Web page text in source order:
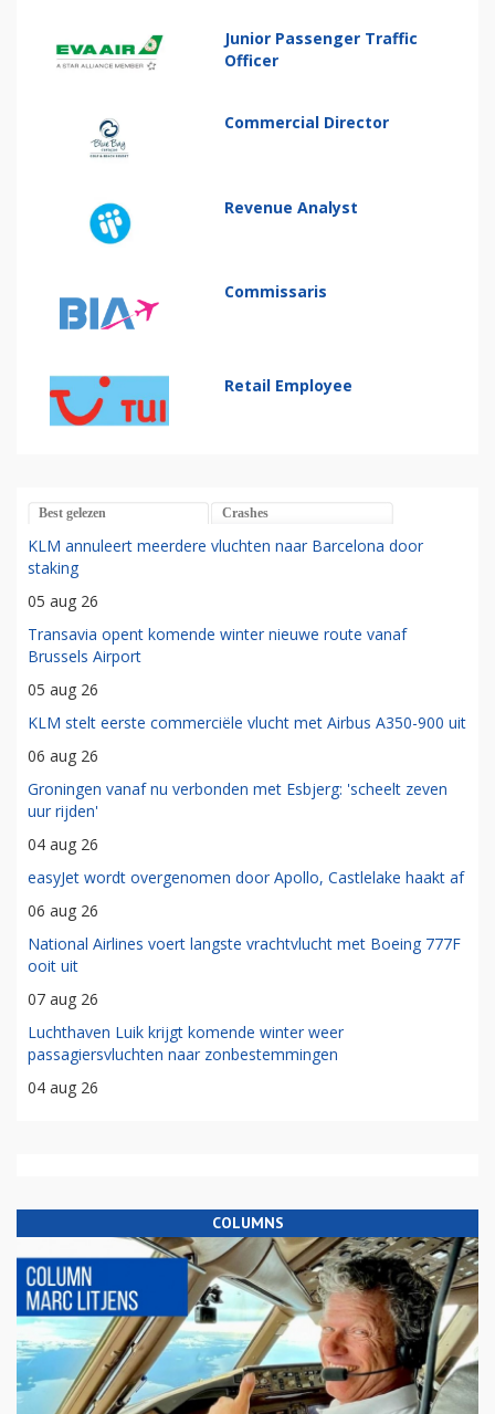
Junior Passenger Traffic
Officer
Commercial Director
Revenue Analyst
Commissaris
Retail Employee
Best gelezen Crashes
KLM annuleert meerdere vluchten naar Barcelona door
staking
05 aug 26
Transavia opent komende winter nieuwe route vanaf
Brussels Airport
05 aug 26
KLM stelt eerste commerciële vlucht met Airbus A350-900 uit
06 aug 26
Groningen vanaf nu verbonden met Esbjerg: 'scheelt zeven
uur rijden'
04 aug 26
easyJet wordt overgenomen door Apollo, Castlelake haakt af
06 aug 26
National Airlines voert langste vrachtvlucht met Boeing 777F
ooit uit
07 aug 26
Luchthaven Luik krijgt komende winter weer
passagiersvluchten naar zonbestemmingen
04 aug 26
COLUMNS